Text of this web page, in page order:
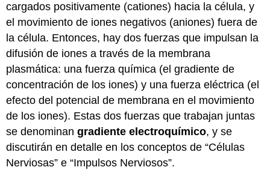
cargados positivamente (cationes) hacia la célula, y
el movimiento de iones negativos (aniones) fuera de
la célula. Entonces, hay dos fuerzas que impulsan la
difusión de iones a través de la membrana
plasmática: una fuerza química (el gradiente de
concentración de los iones) y una fuerza eléctrica (el
efecto del potencial de membrana en el movimiento
de los iones). Estas dos fuerzas que trabajan juntas
se denominangradiente electroquímico, y se
discutirán en detalle en los conceptos de “Células
Nerviosas” e “Impulsos Nerviosos”.